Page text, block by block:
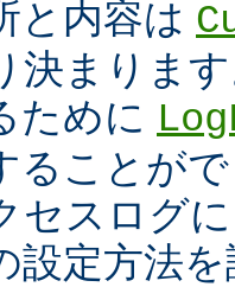
と内容は
決まりま
ために
ることが
セスログ
設定方法